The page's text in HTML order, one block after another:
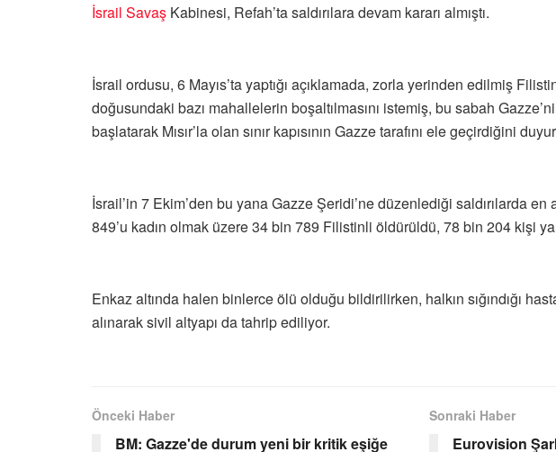
İsrail Savaş Kabinesi, Refah’ta saldırılara devam kararı almıştı.
İsrail ordusu, 6 Mayıs’ta yaptığı açıklamada, zorla yerinden edilmiş
doğusundaki bazı mahallelerin boşaltılmasını istemiş, bu sabah
başlatarak Mısır’la olan sınır kapısının Gazze tarafını ele geçirdiğini
İsrail’in 7 Ekim’den bu yana Gazze Şeridi’ne düzenlediği saldırılarda
849’u kadın olmak üzere 34 bin 789 Filistinli öldürüldü, 78 bin 204 kişi
Enkaz altında halen binlerce ölü olduğu bildirilirken, halkın sığındığı
alınarak sivil altyapı da tahrip ediliyor.
Önceki Haber
BM: Gazze'de durum yeni bir kritik eşiğe
Sonraki Haber
Eurovision